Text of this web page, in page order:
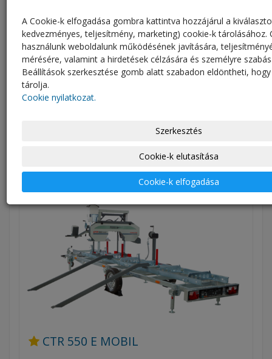
CTR 750 EV MOBIL
0,00 EURÁfa mentesen
CTR 550 E MOBIL
A Cookie-k elfogadása gombra kattintva hozzájárul a
kedvezményes, teljesítmény, marketing) cookie-k tárolásához.
használunk weboldalunk működésének javítására,
mérésére, valamint a hirdetések célzására és személyre
Beállítások szerkesztése gomb alatt szabadon eldöntheti,
tárolja.
Cookie nyilatkozat.
Szerkesztés
Cookie-k elutasítása
Cookie-k elfogadása